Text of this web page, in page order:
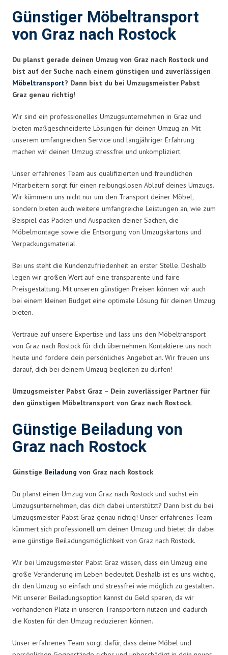
Günstiger Möbeltransport
von Graz nach Rostock
Du planst gerade deinen Umzug von Graz nach Rostock und
bist auf der Suche nach einem günstigen und zuverlässigen
Möbeltransport? Dann bist du bei Umzugsmeister Pabst
Graz genau richtig!
Wir sind ein professionelles Umzugsunternehmen in Graz und
bieten maßgeschneiderte Lösungen für deinen Umzug an. Mit
unserem umfangreichen Service und langjähriger Erfahrung
machen wir deinen Umzug stressfrei und unkompliziert.
Unser erfahrenes Team aus qualifizierten und freundlichen
Mitarbeitern sorgt für einen reibungslosen Ablauf deines Umzugs.
Wir kümmern uns nicht nur um den Transport deiner Möbel,
sondern bieten auch weitere umfangreiche Leistungen an, wie zum
Beispiel das Packen und Auspacken deiner Sachen, die
Möbelmontage sowie die Entsorgung von Umzugskartons und
Verpackungsmaterial.
Bei uns steht die Kundenzufriedenheit an erster Stelle. Deshalb
legen wir großen Wert auf eine transparente und faire
Preisgestaltung. Mit unseren günstigen Preisen können wir auch
bei einem kleinen Budget eine optimale Lösung für deinen Umzug
bieten.
Vertraue auf unsere Expertise und lass uns den Möbeltransport
von Graz nach Rostock für dich übernehmen. Kontaktiere uns noch
heute und fordere dein persönliches Angebot an. Wir freuen uns
darauf, dich bei deinem Umzug begleiten zu dürfen!
Umzugsmeister Pabst Graz – Dein zuverlässiger Partner für
den günstigen Möbeltransport von Graz nach Rostock.
Günstige Beiladung von
Graz nach Rostock
Günstige Beiladung von Graz nach Rostock
Du planst einen Umzug von Graz nach Rostock und suchst ein
Umzugsunternehmen, das dich dabei unterstützt? Dann bist du bei
Umzugsmeister Pabst Graz genau richtig! Unser erfahrenes Team
kümmert sich professionell um deinen Umzug und bietet dir dabei
eine günstige Beiladungsmöglichkeit von Graz nach Rostock.
Wir bei Umzugsmeister Pabst Graz wissen, dass ein Umzug eine
große Veränderung im Leben bedeutet. Deshalb ist es uns wichtig,
dir den Umzug so einfach und stressfrei wie möglich zu gestalten.
Mit unserer Beiladungsoption kannst du Geld sparen, da wir
vorhandenen Platz in unseren Transportern nutzen und dadurch
die Kosten für den Umzug reduzieren können.
Unser erfahrenes Team sorgt dafür, dass deine Möbel und